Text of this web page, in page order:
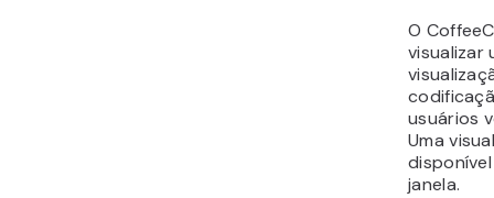
O
visualizar
usuários
Uma
janela.